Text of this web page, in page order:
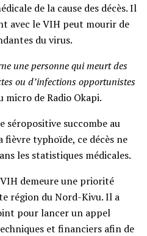
de la cause des décès. Il
avec le VIH peut mourir de
du virus.
une personne qui meurt des
ou d’infections opportunistes
micro de Radio Okapi.
séropositive succombe au
fièvre typhoïde, ce décès ne
les statistiques médicales.
demeure une priorité
région du Nord-Kivu. Il a
pour lancer un appel
et financiers afin de